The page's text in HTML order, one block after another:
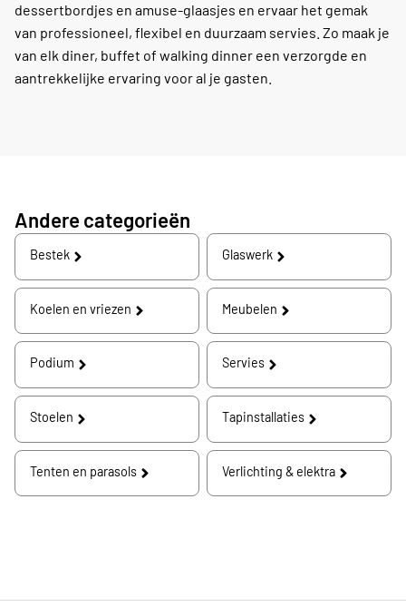
dessertbordjes en amuse-glaasjes en ervaar het gemak
van professioneel, flexibel en duurzaam servies. Zo maak je
van elk diner, buffet of walking dinner een verzorgde en
aantrekkelijke ervaring voor al je gasten.
Andere categorieën
Bestek Glaswerk
Koelen en vriezen Meubelen
Podium Servies
Stoelen Tapinstallaties
Tenten en parasols Verlichting & elektra